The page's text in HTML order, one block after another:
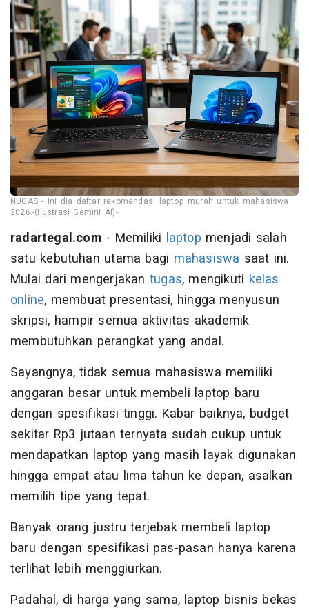
NUGAS - Ini dia daftar rekomendasi laptop murah untuk mahasiswa
2026.-(Ilustrasi Gemini AI)-
radartegal.com - Memiliki laptop menjadi salah
satu kebutuhan utama bagi mahasiswa saat ini.
Mulai dari mengerjakan tugas, mengikuti kelas
online, membuat presentasi, hingga menyusun
skripsi, hampir semua aktivitas akademik
membutuhkan perangkat yang andal.
Sayangnya, tidak semua mahasiswa memiliki
anggaran besar untuk membeli laptop baru
dengan spesifikasi tinggi. Kabar baiknya, budget
sekitar Rp3 jutaan ternyata sudah cukup untuk
mendapatkan laptop yang masih layak digunakan
hingga empat atau lima tahun ke depan, asalkan
memilih tipe yang tepat.
Banyak orang justru terjebak membeli laptop
baru dengan spesifikasi pas-pasan hanya karena
terlihat lebih menggiurkan.
Padahal, di harga yang sama, laptop bisnis bekas